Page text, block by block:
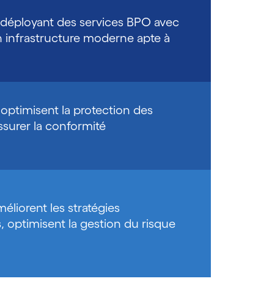
des services BPO avec
infrastructure moderne apte à
la protection des
la conformité
les stratégies
optimisent la gestion du risque